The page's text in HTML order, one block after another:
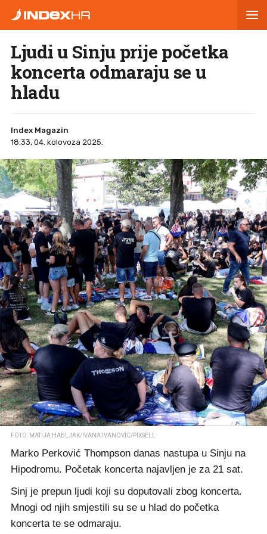
Ljudi u Sinju prije početka
koncerta odmaraju se u
hladu
Index Magazin
18:33, 04. kolovoza 2025.
FOTO: MATIJA HABLJAK/IVANA IVANOVIC/PIXSELL
Marko Perković Thompson danas nastupa u Sinju na
Hipodromu. Početak koncerta najavljen je za 21 sat.
Sinj je prepun ljudi koji su doputovali zbog koncerta.
Mnogi od njih smjestili su se u hlad do početka
koncerta te se odmaraju.